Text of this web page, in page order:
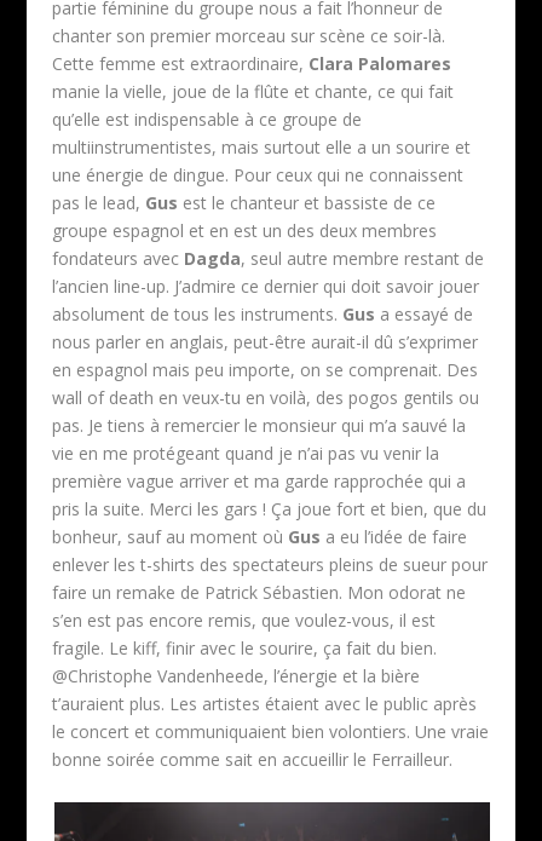
partie féminine du groupe nous a fait l’honneur de
chanter son premier morceau sur scène ce soir-là.
Cette femme est extraordinaire, Clara Palomares
manie la vielle, joue de la flûte et chante, ce qui fait
qu’elle est indispensable à ce groupe de
multiinstrumentistes, mais surtout elle a un sourire et
une énergie de dingue. Pour ceux qui ne connaissent
pas le lead, Gus est le chanteur et bassiste de ce
groupe espagnol et en est un des deux membres
fondateurs avec Dagda, seul autre membre restant de
l’ancien line-up. J’admire ce dernier qui doit savoir jouer
absolument de tous les instruments. Gus a essayé de
nous parler en anglais, peut-être aurait-il dû s’exprimer
en espagnol mais peu importe, on se comprenait. Des
wall of death en veux-tu en voilà, des pogos gentils ou
pas. Je tiens à remercier le monsieur qui m’a sauvé la
vie en me protégeant quand je n’ai pas vu venir la
première vague arriver et ma garde rapprochée qui a
pris la suite. Merci les gars ! Ça joue fort et bien, que du
bonheur, sauf au moment où Gus a eu l’idée de faire
enlever les t-shirts des spectateurs pleins de sueur pour
faire un remake de Patrick Sébastien. Mon odorat ne
s’en est pas encore remis, que voulez-vous, il est
fragile. Le kiff, finir avec le sourire, ça fait du bien.
@Christophe Vandenheede, l’énergie et la bière
t’auraient plus. Les artistes étaient avec le public après
le concert et communiquaient bien volontiers. Une vraie
bonne soirée comme sait en accueillir le Ferrailleur.